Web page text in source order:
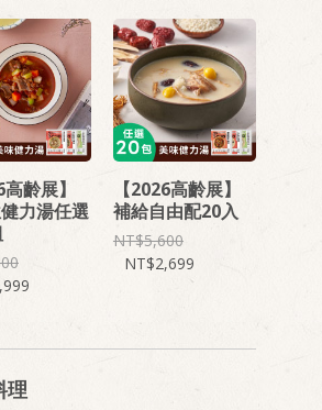
高齡展】
力湯任選
【2026高齡展】
補給自由配20入
5,600
2,699
理